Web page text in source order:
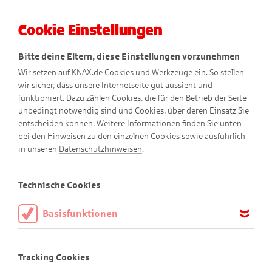
KNAX-Welt
Die KNAX-Bewohner
Cookie Einstellungen
Bitte deine Eltern, diese Einstellungen vorzunehmen
Wir setzen auf KNAX.de Cookies und Werkzeuge ein. So stellen
wir sicher, dass unsere Internetseite gut aussieht und
funktioniert. Dazu zählen Cookies, die für den Betrieb der Seite
unbedingt notwendig sind und Cookies, über deren Einsatz Sie
entscheiden können. Weitere Informationen finden Sie unten
bei den Hinweisen zu den einzelnen Cookies sowie ausführlich
in unseren Datenschutzhinweisen.
Technische Cookies
Basisfunktionen
aktiviert sein.
Tracking Cookies